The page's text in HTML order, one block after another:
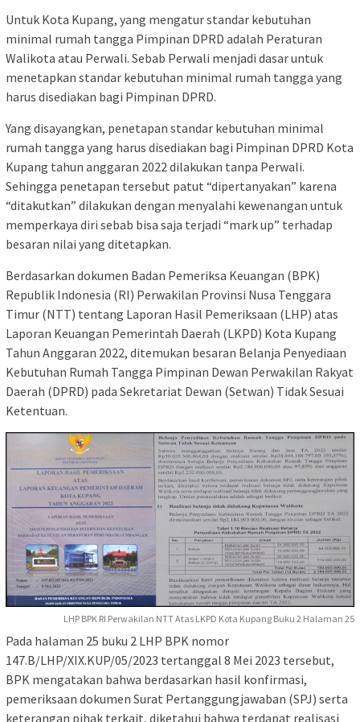
Untuk Kota Kupang, yang mengatur standar kebutuhan
minimal rumah tangga Pimpinan DPRD adalah Peraturan
Walikota atau Perwali. Sebab Perwali menjadi dasar untuk
menetapkan standar kebutuhan minimal rumah tangga yang
harus disediakan bagi Pimpinan DPRD.
Yang disayangkan, penetapan standar kebutuhan minimal
rumah tangga yang harus disediakan bagi Pimpinan DPRD Kota
Kupang tahun anggaran 2022 dilakukan tanpa Perwali.
Sehingga penetapan tersebut patut “dipertanyakan” karena
“ditakutkan” dilakukan dengan menyalahi kewenangan untuk
memperkaya diri sebab bisa saja terjadi “mark up” terhadap
besaran nilai yang ditetapkan.
Berdasarkan dokumen Badan Pemeriksa Keuangan (BPK)
Republik Indonesia (RI) Perwakilan Provinsi Nusa Tenggara
Timur (NTT) tentang Laporan Hasil Pemeriksaan (LHP) atas
Laporan Keuangan Pemerintah Daerah (LKPD) Kota Kupang
Tahun Anggaran 2022, ditemukan besaran Belanja Penyediaan
Kebutuhan Rumah Tangga Pimpinan Dewan Perwakilan Rakyat
Daerah (DPRD) pada Sekretariat Dewan (Setwan) Tidak Sesuai
Ketentuan.
LHP BPK RI Perwakilan NTT Atas LKPD Kota Kupang Buku 2 Halaman 25
Pada halaman 25 buku 2 LHP BPK nomor
147.B/LHP/XIX.KUP/05/2023 tertanggal 8 Mei 2023 tersebut,
BPK mengatakan bahwa berdasarkan hasil konfirmasi,
pemeriksaan dokumen Surat Pertanggungjawaban (SPJ) serta
keterangan pihak terkait, diketahui bahwa terdapat realisasi